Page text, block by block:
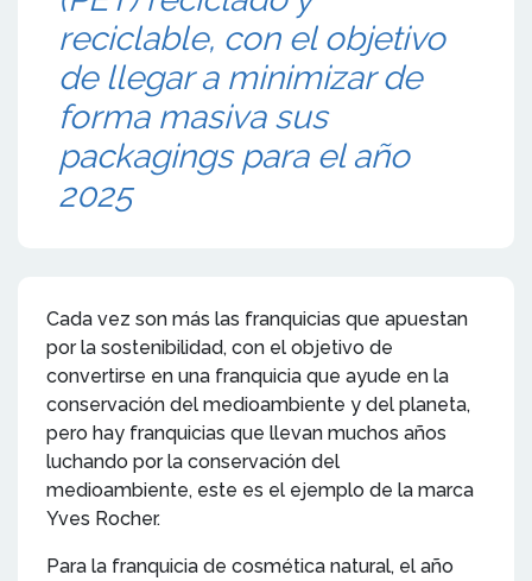
reciclable, con el objetivo
de llegar a minimizar de
forma masiva sus
packagings para el año
2025
Cada vez son más las franquicias que apuestan
por la sostenibilidad, con el objetivo de
convertirse en una franquicia que ayude en la
conservación del medioambiente y del planeta,
pero hay franquicias que llevan muchos años
luchando por la conservación del
medioambiente, este es el ejemplo de la marca
Yves Rocher.
Para la franquicia de cosmética natural, el año